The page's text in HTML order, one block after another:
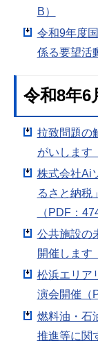
B）
令和9年度
係る要望活
令和8年6
拉致問題の
がいします
株式会社Ai
るさと納税
（PDF：
公共施設の
開催します
松浜エリア
演会開催（
燃料油・石
推進等に関